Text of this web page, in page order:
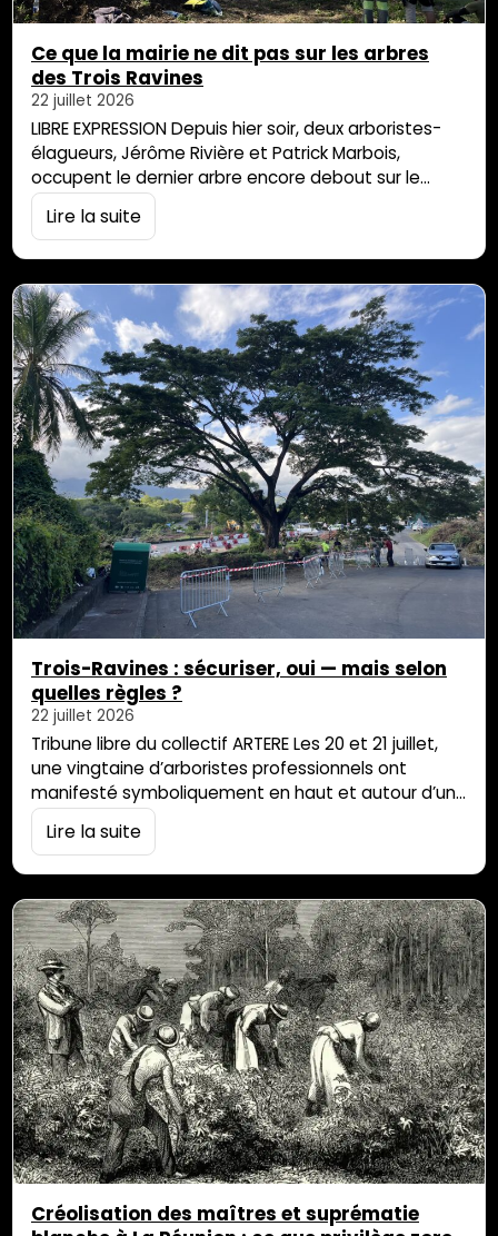
Ce que la mairie ne dit pas sur les arbres
des Trois Ravines
22 juillet 2026
LIBRE EXPRESSION Depuis hier soir, deux arboristes-
élagueurs, Jérôme Rivière et Patrick Marbois,
occupent le dernier arbre encore debout sur le
chantier du pont de Trois-Ravines, à Saint-Louis. Un
acte de dernier recours, disent-ils, quand le
Sauvons le dernier Albizia saman, l’arbre des pluies
[…]
Lire la suite
Trois-Ravines : sécuriser, oui — mais selon
quelles règles ?
22 juillet 2026
Tribune libre du collectif ARTERE Les 20 et 21 juillet,
une vingtaine d’arboristes professionnels ont
manifesté symboliquement en haut et autour d’un
arbre à abattre à Saint-Louis. Notre collectif citoyen
et associatif salue leur mobilisation courageuse et
des Goyaves, submergés à chaque […]
Lire la suite
Créolisation des maîtres et suprématie